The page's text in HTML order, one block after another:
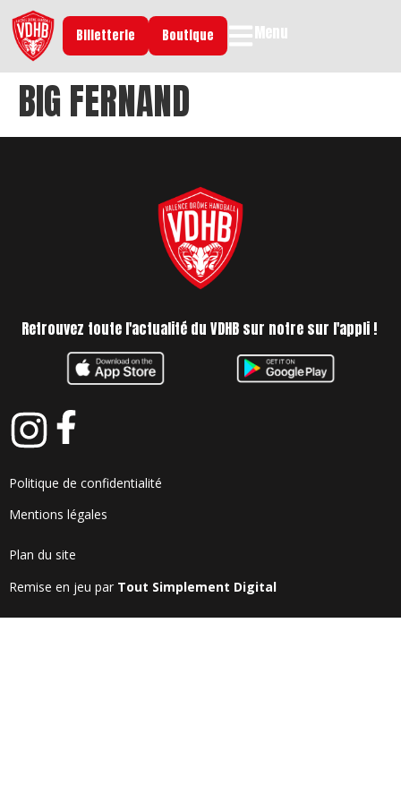
Billetterie Boutique Menu
BIG FERNAND
Retrouvez toute l'actualité du VDHB sur notre sur l'appli !
Politique de confidentialité
Mentions légales
Plan du site
Remise en jeu par Tout Simplement Digital